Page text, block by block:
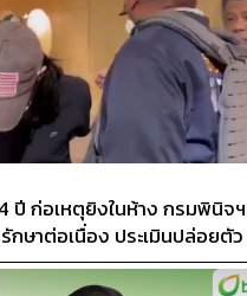
ปี ก่อเหตุยิงในห้าง กรมพินิจ
ษาต่อเนื่อง ประเมินปล่อยตัว